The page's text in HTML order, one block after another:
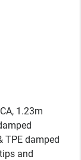
1.23m
TPE damped
and